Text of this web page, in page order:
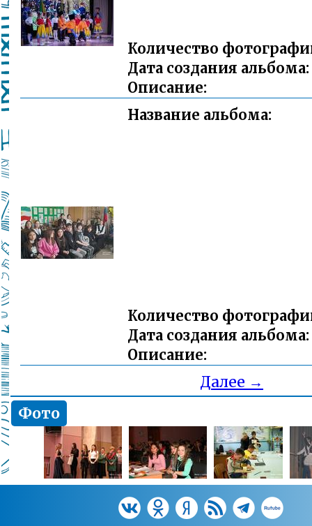
Количество
Дата создания альбома:
Описание:
Название альбома:
Количество
Дата создания альбома:
Описание:
Далее →
Фото